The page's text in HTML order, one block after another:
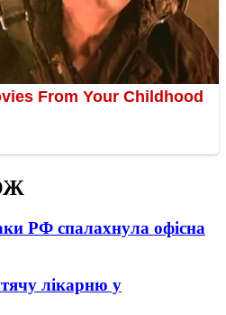
РФ спалахнула офісна
лікарню у